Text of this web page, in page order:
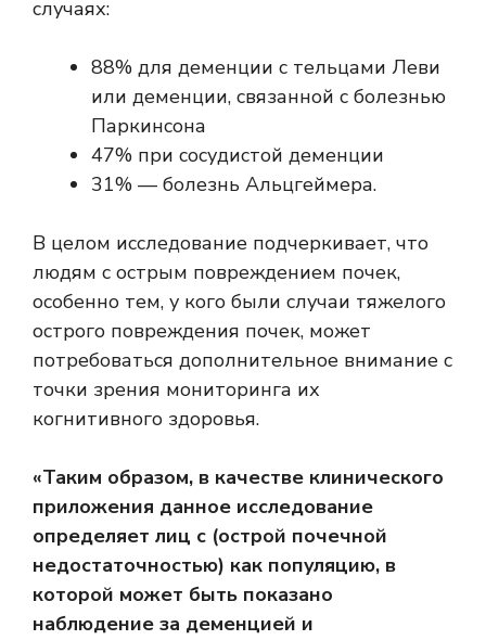
случаях:
88% для деменции с тельцами Леви
или деменции, связанной с болезнью
Паркинсона
47% при сосудистой деменции
31% — болезнь Альцгеймера.
В целом исследование подчеркивает, что
людям с острым повреждением почек,
особенно тем, у кого были случаи тяжелого
острого повреждения почек, может
потребоваться дополнительное внимание с
точки зрения мониторинга их
когнитивного здоровья.
«Таким образом, в качестве клинического
приложения данное исследование
определяет лиц с (острой почечной
недостаточностью) как популяцию, в
которой может быть показано
наблюдение за деменцией и